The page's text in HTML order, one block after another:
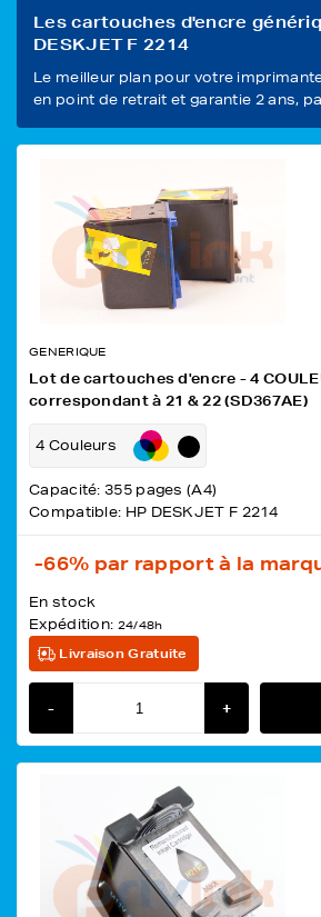
Les cartouches d'encre
DESKJET F 2214
Le meilleur plan pour votre
en point de retrait et garantie 2 ans,
GENERIQUE
Lot de cartouches d'encre - 4
correspondant à 21 & 22 (SD367AE)
4 Couleurs
Capacité: 355 pages (A4)
Compatible: HP DESKJET F 2214
-66% par rapport à la
En stock
Expédition: 24/48h
Livraison Gratuite
- +